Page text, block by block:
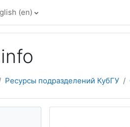
‎(en)‎
Ресурсы подразделений КубГУ